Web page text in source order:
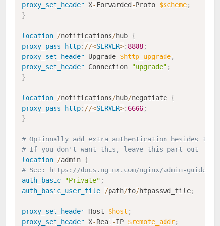
proxy_set_header X-Forwarded -Proto $scheme;
}
location /notifications/hub {
proxy_pass
http: //<SERVER>: 8888;
proxy_set_header Upgrade $http_upgrade;
proxy_set_header Connection "upgrade" ;
}
location /notifications/hub/negotiate {
proxy_pass
http: //<SERVER>: 6666;
}
# Optionally add extra authentication besides the
# If you don't want this, leave this part out
location /admin {
# See: https://docs.nginx.com/nginx/admin-
auth_basic
"Private" ;
auth_basic_user_file /path/to/htpasswd_file;
proxy_set_header Host $host ;
proxy_set_header X-Real-IP $remote_addr;